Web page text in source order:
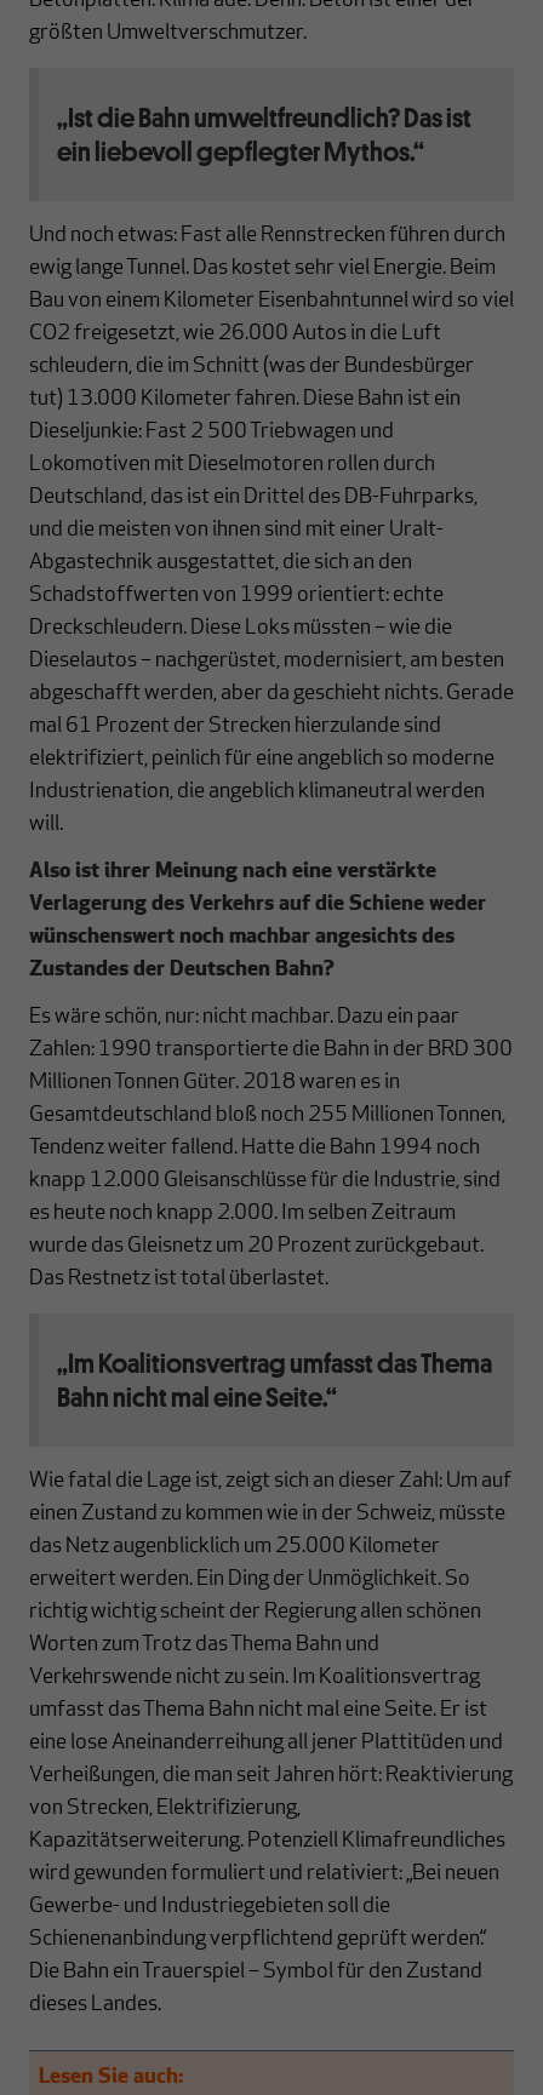
größten Umweltverschmutzer.
„Ist die Bahn umweltfreundlich? Das ist
ein liebevoll gepflegter Mythos.“
Und noch etwas: Fast alle Rennstrecken führen durch
ewig lange Tunnel. Das kostet sehr viel Energie. Beim
Bau von einem Kilometer Eisenbahntunnel wird so viel
CO2 freigesetzt, wie 26.000 Autos in die Luft
schleudern, die im Schnitt (was der Bundesbürger
tut) 13.000 Kilometer fahren. Diese Bahn ist ein
Dieseljunkie: Fast 2 500 Triebwagen und
Lokomotiven mit Dieselmotoren rollen durch
Deutschland, das ist ein Drittel des DB-Fuhrparks,
und die meisten von ihnen sind mit einer Uralt-
Abgastechnik ausgestattet, die sich an den
Schadstoffwerten von 1999 orientiert: echte
Dreckschleudern. Diese Loks müssten – wie die
Dieselautos – nachgerüstet, modernisiert, am besten
abgeschafft werden, aber da geschieht nichts. Gerade
mal 61 Prozent der Strecken hierzulande sind
elektrifiziert, peinlich für eine angeblich so moderne
Industrienation, die angeblich klimaneutral werden
will.
Also ist ihrer Meinung nach eine verstärkte
Verlagerung des Verkehrs auf die Schiene weder
wünschenswert noch machbar angesichts des
Zustandes der Deutschen Bahn?
Es wäre schön, nur: nicht machbar. Dazu ein paar
Zahlen: 1990 transportierte die Bahn in der BRD 300
Millionen Tonnen Güter. 2018 waren es in
Gesamtdeutschland bloß noch 255 Millionen Tonnen,
Tendenz weiter fallend. Hatte die Bahn 1994 noch
knapp 12.000 Gleisanschlüsse für die Industrie, sind
es heute noch knapp 2.000. Im selben Zeitraum
wurde das Gleisnetz um 20 Prozent zurückgebaut.
Das Restnetz ist total überlastet.
„Im Koalitionsvertrag umfasst das Thema
Bahn nicht mal eine Seite.“
Wie fatal die Lage ist, zeigt sich an dieser Zahl: Um auf
einen Zustand zu kommen wie in der Schweiz, müsste
das Netz augenblicklich um 25.000 Kilometer
erweitert werden. Ein Ding der Unmöglichkeit. So
richtig wichtig scheint der Regierung allen schönen
Worten zum Trotz das Thema Bahn und
Verkehrswende nicht zu sein. Im Koalitionsvertrag
umfasst das Thema Bahn nicht mal eine Seite. Er ist
eine lose Aneinanderreihung all jener Plattitüden und
Verheißungen, die man seit Jahren hört: Reaktivierung
von Strecken, Elektrifizierung,
Kapazitätserweiterung. Potenziell Klimafreundliches
wird gewunden formuliert und relativiert: „Bei neuen
Gewerbe- und Industriegebieten soll die
Schienenanbindung verpflichtend geprüft werden.“
Die Bahn ein Trauerspiel – Symbol für den Zustand
dieses Landes.
Lesen Sie auch: